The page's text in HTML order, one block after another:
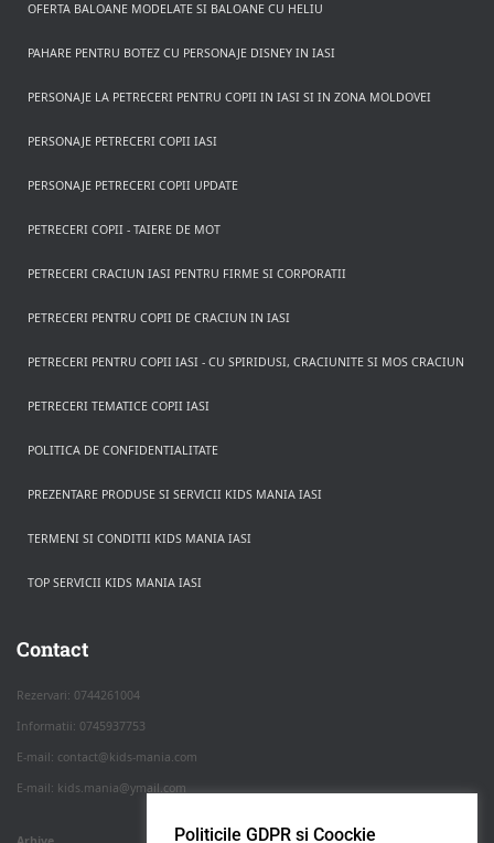
OFERTA BALOANE MODELATE SI BALOANE CU HELIU
PAHARE PENTRU BOTEZ CU PERSONAJE DISNEY IN IASI
PERSONAJE LA PETRECERI PENTRU COPII IN IASI SI IN ZONA MOLDOVEI
PERSONAJE PETRECERI COPII IASI
PERSONAJE PETRECERI COPII UPDATE
PETRECERI COPII - TAIERE DE MOT
PETRECERI CRACIUN IASI PENTRU FIRME SI CORPORATII
PETRECERI PENTRU COPII DE CRACIUN IN IASI
PETRECERI PENTRU COPII IASI - CU SPIRIDUSI, CRACIUNITE SI MOS CRACIUN
PETRECERI TEMATICE COPII IASI
POLITICA DE CONFIDENTIALITATE
PREZENTARE PRODUSE SI SERVICII KIDS MANIA IASI
TERMENI SI CONDITII KIDS MANIA IASI
TOP SERVICII KIDS MANIA IASI
Contact
Rezervari: 0744261004
Informatii: 0745937753
E-mail: contact@kids-mania.com
E-mail: kids.mania@ymail.com
Politicile GDPR si Coockie
Apasa pe o categorie ca sa vezi serviciile.
PETRECERI COPII